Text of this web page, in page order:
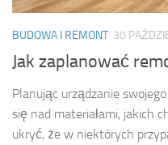
BUDOWA I REMONT 30
Jak zaplanować
Planując urządzanie
się nad materiałami, jakich
ukryć, że w niektórych